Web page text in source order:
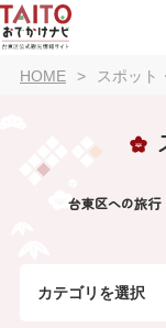
HOME スポット
台東区への旅行
カテゴリを選択